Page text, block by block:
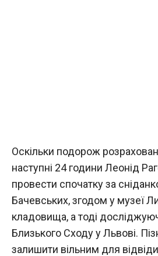
Оскільки подорож
наступні 24 години Леонід
провести спочатку за
Бачевських, згодом у музеї
кладовища, а тоді
Близького Сходу у Львові.
залишити вільним для